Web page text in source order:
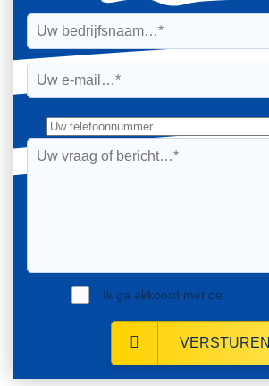
Ik ga akkoord met de
VERSTUREN